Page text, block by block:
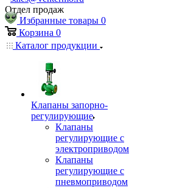
Отдел продаж
Избранные товары 0
Корзина 0
Каталог продукции
Клапаны запорно-
регулирующие
Клапаны
регулирующие с
электроприводом
Клапаны
регулирующие с
пневмоприводом